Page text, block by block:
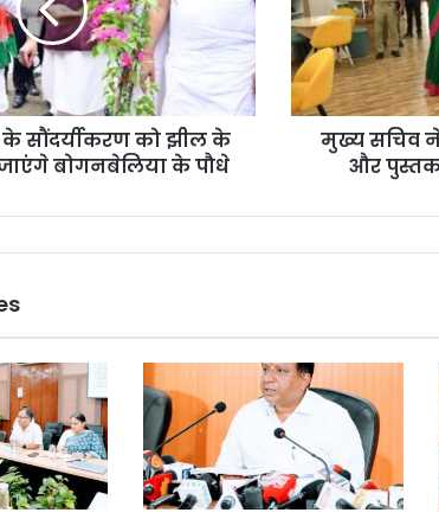
सौंदर्यीकरण को झील के
बोगनबेलिया के पौधे
मुख्य सचिव ने
और